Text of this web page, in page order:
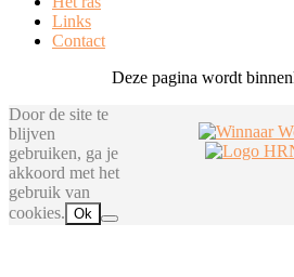
Links
Contact
Deze pagina wordt
Door de site te
blijven
gebruiken, ga je
akkoord met het
gebruik van
cookies. Ok